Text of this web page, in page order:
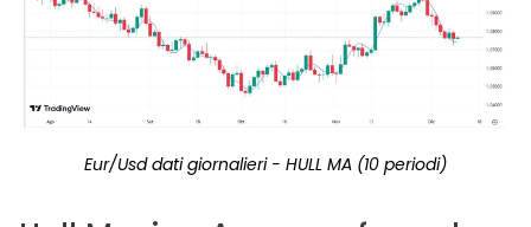
Eur/Usd dati giornalieri - HULL MA (10 periodi)